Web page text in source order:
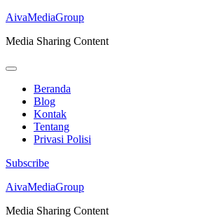
AivaMediaGroup
Media Sharing Content
Beranda
Blog
Kontak
Tentang
Privasi Polisi
Subscribe
Lompat
konten
AivaMediaGroup
Media Sharing Content